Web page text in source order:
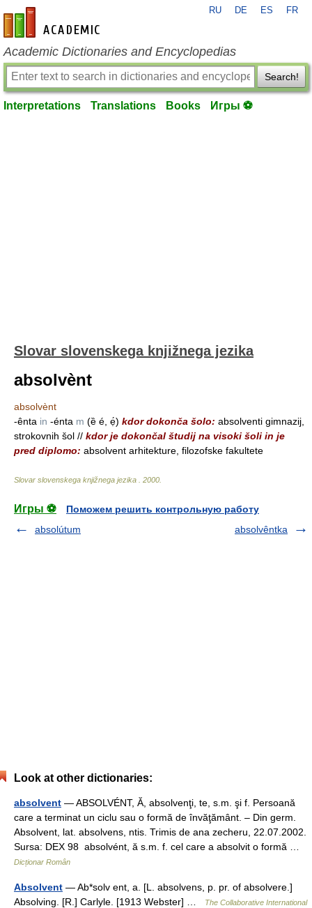
en-academic.com
RU DE ES FR
Academic Dictionaries and Encyclopedias
Search!
Interpretations Translations Books Игры ⚽
Slovar slovenskega knjižnega jezika
absolvènt
absolvènt
-ênta in -énta m (ȅ é, ẹ́) kdor dokonča šolo: absolventi gimnazij,
strokovnih šol // kdor je dokončal študij na visoki šoli in je
pred diplomo: absolvent arhitekture, filozofske fakultete
Slovar slovenskega knjižnega jezika 2000
Игры ⚽
Поможем решить контрольную работу
absolútum
absolvêntka
Look at other dictionaries:
absolvent — ABSOLVÉNT, Ă, absolvenţi, te, s.m. şi f. Persoană
care a terminat un ciclu sau o formă de învăţământ. – Din germ.
Absolvent, lat. absolvens, ntis. Trimis de ana zecheru, 22.07.2002.
Sursa: DEX 98 absolvént, ă s.m. f. cel care a absolvit o formă …
Dicționar Român
Absolvent — Ab*solv ent, a. [L. absolvens, p. pr. of absolvere.]
Absolving. [R.] Carlyle. [1913 Webster] …
The Collaborative International